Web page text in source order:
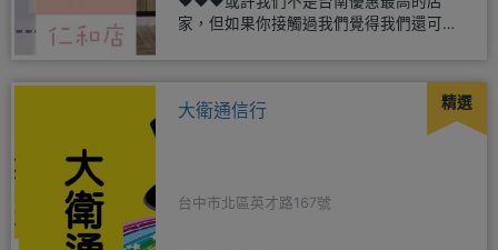
家，但如果你接觸過我們覺得我們還可
精選
大衛通信行
台中市北區英才路167號